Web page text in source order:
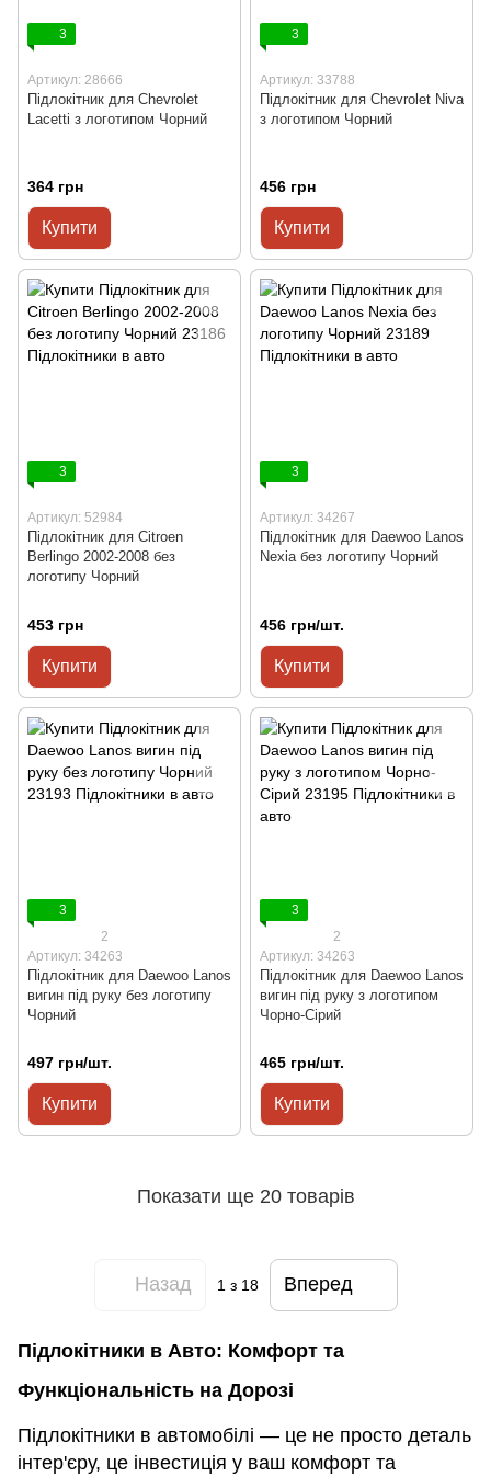
3
Артикул: 28666
Підлокітник для Chevrolet
Lacetti з логотипом Чорний
364 грн
Купити
3
Артикул: 33788
Підлокітник для Chevrolet Niva
з логотипом Чорний
456 грн
Купити
3
Артикул: 52984
Підлокітник для Citroen
Berlingo 2002-2008 без
логотипу Чорний
453 грн
Купити
3
Артикул: 34267
Підлокітник для Daewoo Lanos
Nexia без логотипу Чорний
456 грн/шт.
Купити
3
2
Артикул: 34263
Підлокітник для Daewoo Lanos
вигин під руку без логотипу
Чорний
497 грн/шт.
Купити
3
2
Артикул: 34263
Підлокітник для Daewoo Lanos
вигин під руку з логотипом
Чорно-Сірий
465 грн/шт.
Купити
Показати ще 20 товарів
Назад 1 з 18 Вперед
Підлокітники в Авто: Комфорт та
Функціональність на Дорозі
Підлокітники в автомобілі — це не просто деталь
інтер'єру, це інвестиція у ваш комфорт та